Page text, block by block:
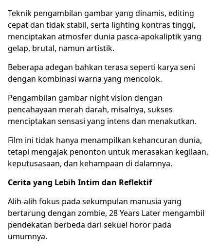
Teknik pengambilan gambar yang dinamis, editing
cepat dan tidak stabil, serta lighting kontras tinggi,
menciptakan atmosfer dunia pasca-apokaliptik yang
gelap, brutal, namun artistik.
Beberapa adegan bahkan terasa seperti karya seni
dengan kombinasi warna yang mencolok.
Pengambilan gambar night vision dengan
pencahayaan merah darah, misalnya, sukses
menciptakan sensasi yang intens dan menakutkan.
Film ini tidak hanya menampilkan kehancuran dunia,
tetapi mengajak penonton untuk merasakan kegilaan,
keputusasaan, dan kehampaan di dalamnya.
Cerita yang Lebih Intim dan Reflektif
Alih-alih fokus pada sekumpulan manusia yang
bertarung dengan zombie, 28 Years Later mengambil
pendekatan berbeda dari sekuel horor pada
umumnya.